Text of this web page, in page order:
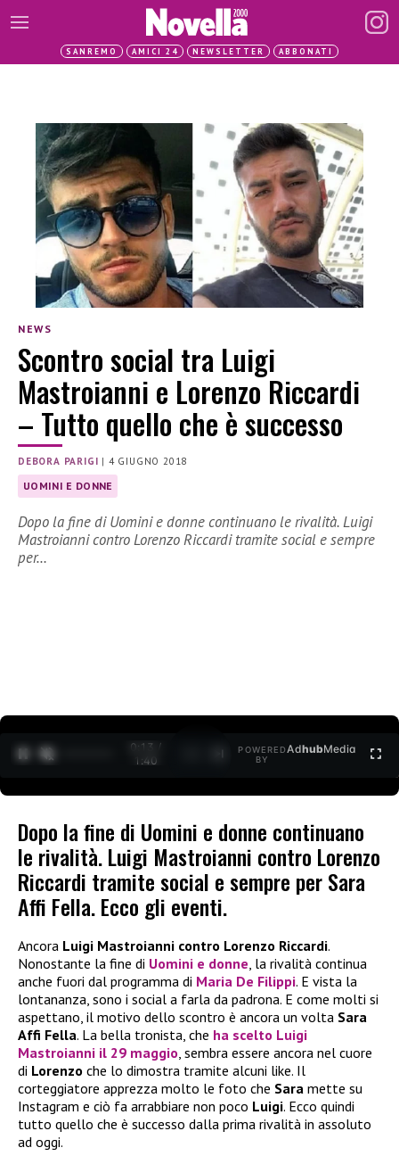
SANREMO AMICI 24 NEWSLETTER ABBONATI
NEWS
Scontro social tra Luigi
Mastroianni e Lorenzo Riccardi
– Tutto quello che è successo
DEBORA PARIGI | 4 GIUGNO 2018
UOMINI E DONNE
Dopo la fine di Uomini e donne continuano le rivalità. Luigi
Mastroianni contro Lorenzo Riccardi tramite social e sempre
per…
0:15 /
1:40
POWERED
BY
AdhubMedia
Dopo la fine di Uomini e donne continuano
le rivalità. Luigi Mastroianni contro Lorenzo
Riccardi tramite social e sempre per Sara
Affi Fella. Ecco gli eventi.
Ancora Luigi Mastroianni contro Lorenzo Riccardi.
Nonostante la fine di Uomini e donne, la rivalità continua
anche fuori dal programma di Maria De Filippi. E vista la
lontananza, sono i social a farla da padrona. E come molti si
aspettano, il motivo dello scontro è ancora un volta Sara
Affi Fella. La bella tronista, che ha scelto Luigi
Mastroianni il 29 maggio, sembra essere ancora nel cuore
di Lorenzo che lo dimostra tramite alcuni like. Il
corteggiatore apprezza molto le foto che Sara mette su
Instagram e ciò fa arrabbiare non poco Luigi. Ecco quindi
tutto quello che è successo dalla prima rivalità in assoluto
ad oggi.